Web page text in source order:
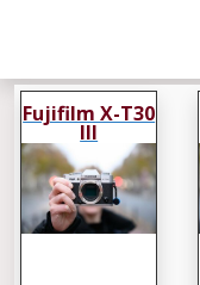
Fujifilm X-T30
III